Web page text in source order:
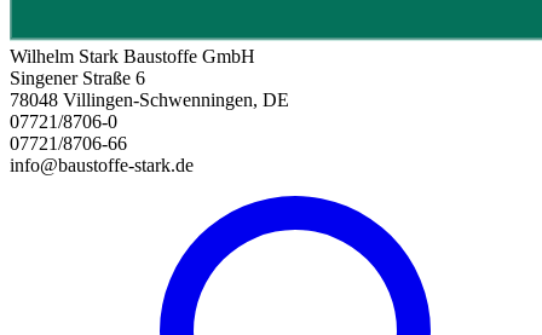
Wilhelm Stark Baustoffe GmbH
Singener Straße 6
78048 Villingen-Schwenningen, DE
07721/8706-0
07721/8706-66
info@baustoffe-stark.de